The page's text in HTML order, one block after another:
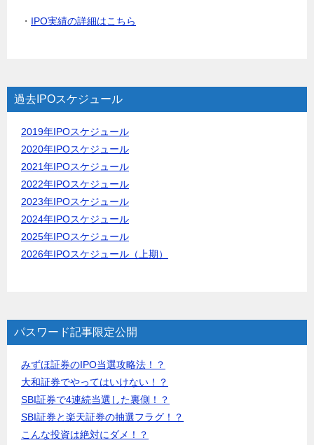
・ IPO実績の詳細はこちら
過去IPOスケジュール
2019年IPOスケジュール
2020年IPOスケジュール
2021年IPOスケジュール
2022年IPOスケジュール
2023年IPOスケジュール
2024年IPOスケジュール
2025年IPOスケジュール
2026年IPOスケジュール（上期）
パスワード記事限定公開
みずほ証券のIPO当選攻略法！？
大和証券でやってはいけない！？
SBI証券で4連続当選した裏側！？
SBI証券と楽天証券の抽選フラグ！？
こんな投資は絶対にダメ！？